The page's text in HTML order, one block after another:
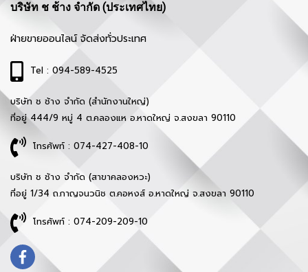
บริษัท ช ช้าง จำกัด (ประเทศไทย)
ฝ่ายขายออนไลน์ จัดส่งทั่วประเทศ
Tel : 094-589-4525
บริษัท ช ช้าง จำกัด (สำนักงานใหญ่)
ที่อยู่ 444/9 หมู่ 4 ต.คลองแห อ.หาดใหญ่ จ.สงขลา 90110
โทรศัพท์ : 074-427-408-10
บริษัท ช ช้าง จำกัด (สาขาคลองหวะ)
ที่อยู่ 1/34 ถ.กาญจนวนิช ต.คอหงส์ อ.หาดใหญ่ จ.สงขลา 90110
โทรศัพท์ : 074-209-209-10